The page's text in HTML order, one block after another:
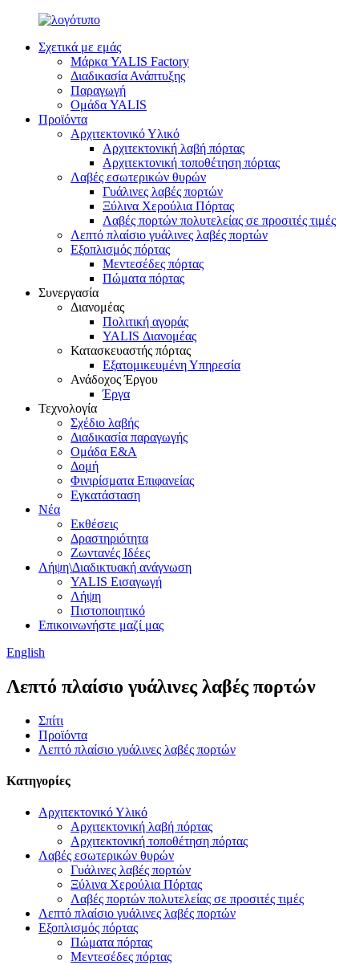
Σχετικά με εμάς
Μάρκα YALIS Factory
Διαδικασία Ανάπτυξης
Παραγωγή
Ομάδα YALIS
Προϊόντα
Αρχιτεκτονικό Υλικό
Αρχιτεκτονική λαβή πόρτας
Αρχιτεκτονική τοποθέτηση πόρτας
Λαβές εσωτερικών θυρών
Γυάλινες λαβές πορτών
Ξύλινα Χερούλια Πόρτας
Λαβές πορτών πολυτελείας σε προσιτές τιμές
Λεπτό πλαίσιο γυάλινες λαβές πορτών
Εξοπλισμός πόρτας
Μεντεσέδες πόρτας
Πώματα πόρτας
Συνεργασία
Διανομέας
Πολιτική αγοράς
YALIS Διανομέας
Κατασκευαστής πόρτας
Εξατομικευμένη Υπηρεσία
Ανάδοχος Έργου
Έργα
Τεχνολογία
Σχέδιο λαβής
Διαδικασία παραγωγής
Ομάδα Ε&Α
Δομή
Φινιρίσματα Επιφανείας
Εγκατάσταση
Νέα
Εκθέσεις
Δραστηριότητα
Ζωντανές Ιδέες
Λήψη\Διαδικτυακή ανάγνωση
YALIS Εισαγωγή
Λήψη
Πιστοποιητικό
Επικοινωνήστε μαζί μας
English
Λεπτό πλαίσιο γυάλινες λαβές πορτών
Σπίτι
Προϊόντα
Λεπτό πλαίσιο γυάλινες λαβές πορτών
Κατηγορίες
Αρχιτεκτονικό Υλικό
Αρχιτεκτονική λαβή πόρτας
Αρχιτεκτονική τοποθέτηση πόρτας
Λαβές εσωτερικών θυρών
Γυάλινες λαβές πορτών
Ξύλινα Χερούλια Πόρτας
Λαβές πορτών πολυτελείας σε προσιτές τιμές
Λεπτό πλαίσιο γυάλινες λαβές πορτών
Εξοπλισμός πόρτας
Πώματα πόρτας
Μεντεσέδες πόρτας